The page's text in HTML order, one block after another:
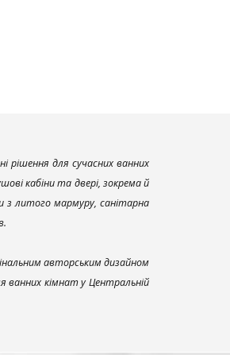
рішення для сучасних ванних
кабіни та двері, зокрема й
з литого мармуру, санітарна
авторським дизайном
ванних кімнат у Центральній